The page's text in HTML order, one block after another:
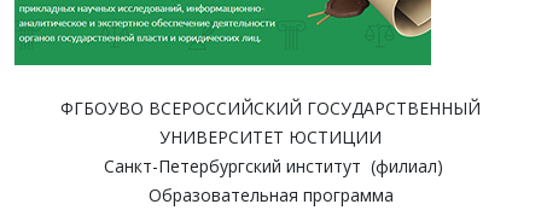
ФГБОУВО ВСЕРОССИЙСКИЙ ГОСУДАРСТВЕННЫЙ
УНИВЕРСИТЕТ ЮСТИЦИИ
Санкт-Петербургский институт (филиал)
Образовательная программа